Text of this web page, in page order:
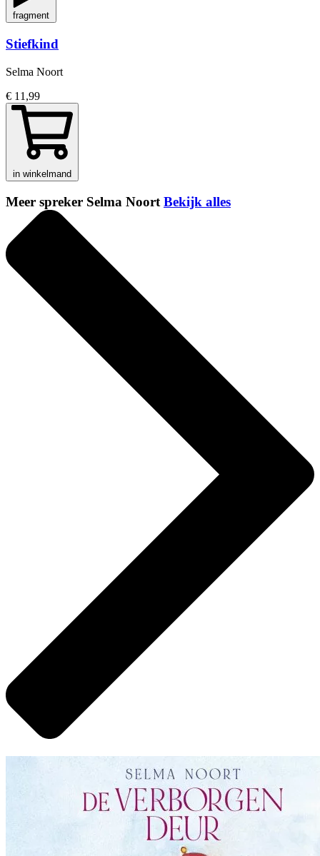
fragment
Stiefkind
Selma Noort
€ 11,99
in winkelmand
Meer spreker Selma NoortBekijk alles